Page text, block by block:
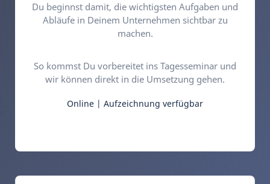
Du beginnst damit, die wichtigsten Aufgaben und
Abläufe in Deinem Unternehmen sichtbar zu
machen.
So kommst Du vorbereitet ins Tagesseminar und
wir können direkt in die Umsetzung gehen.
Online | Aufzeichnung verfügbar